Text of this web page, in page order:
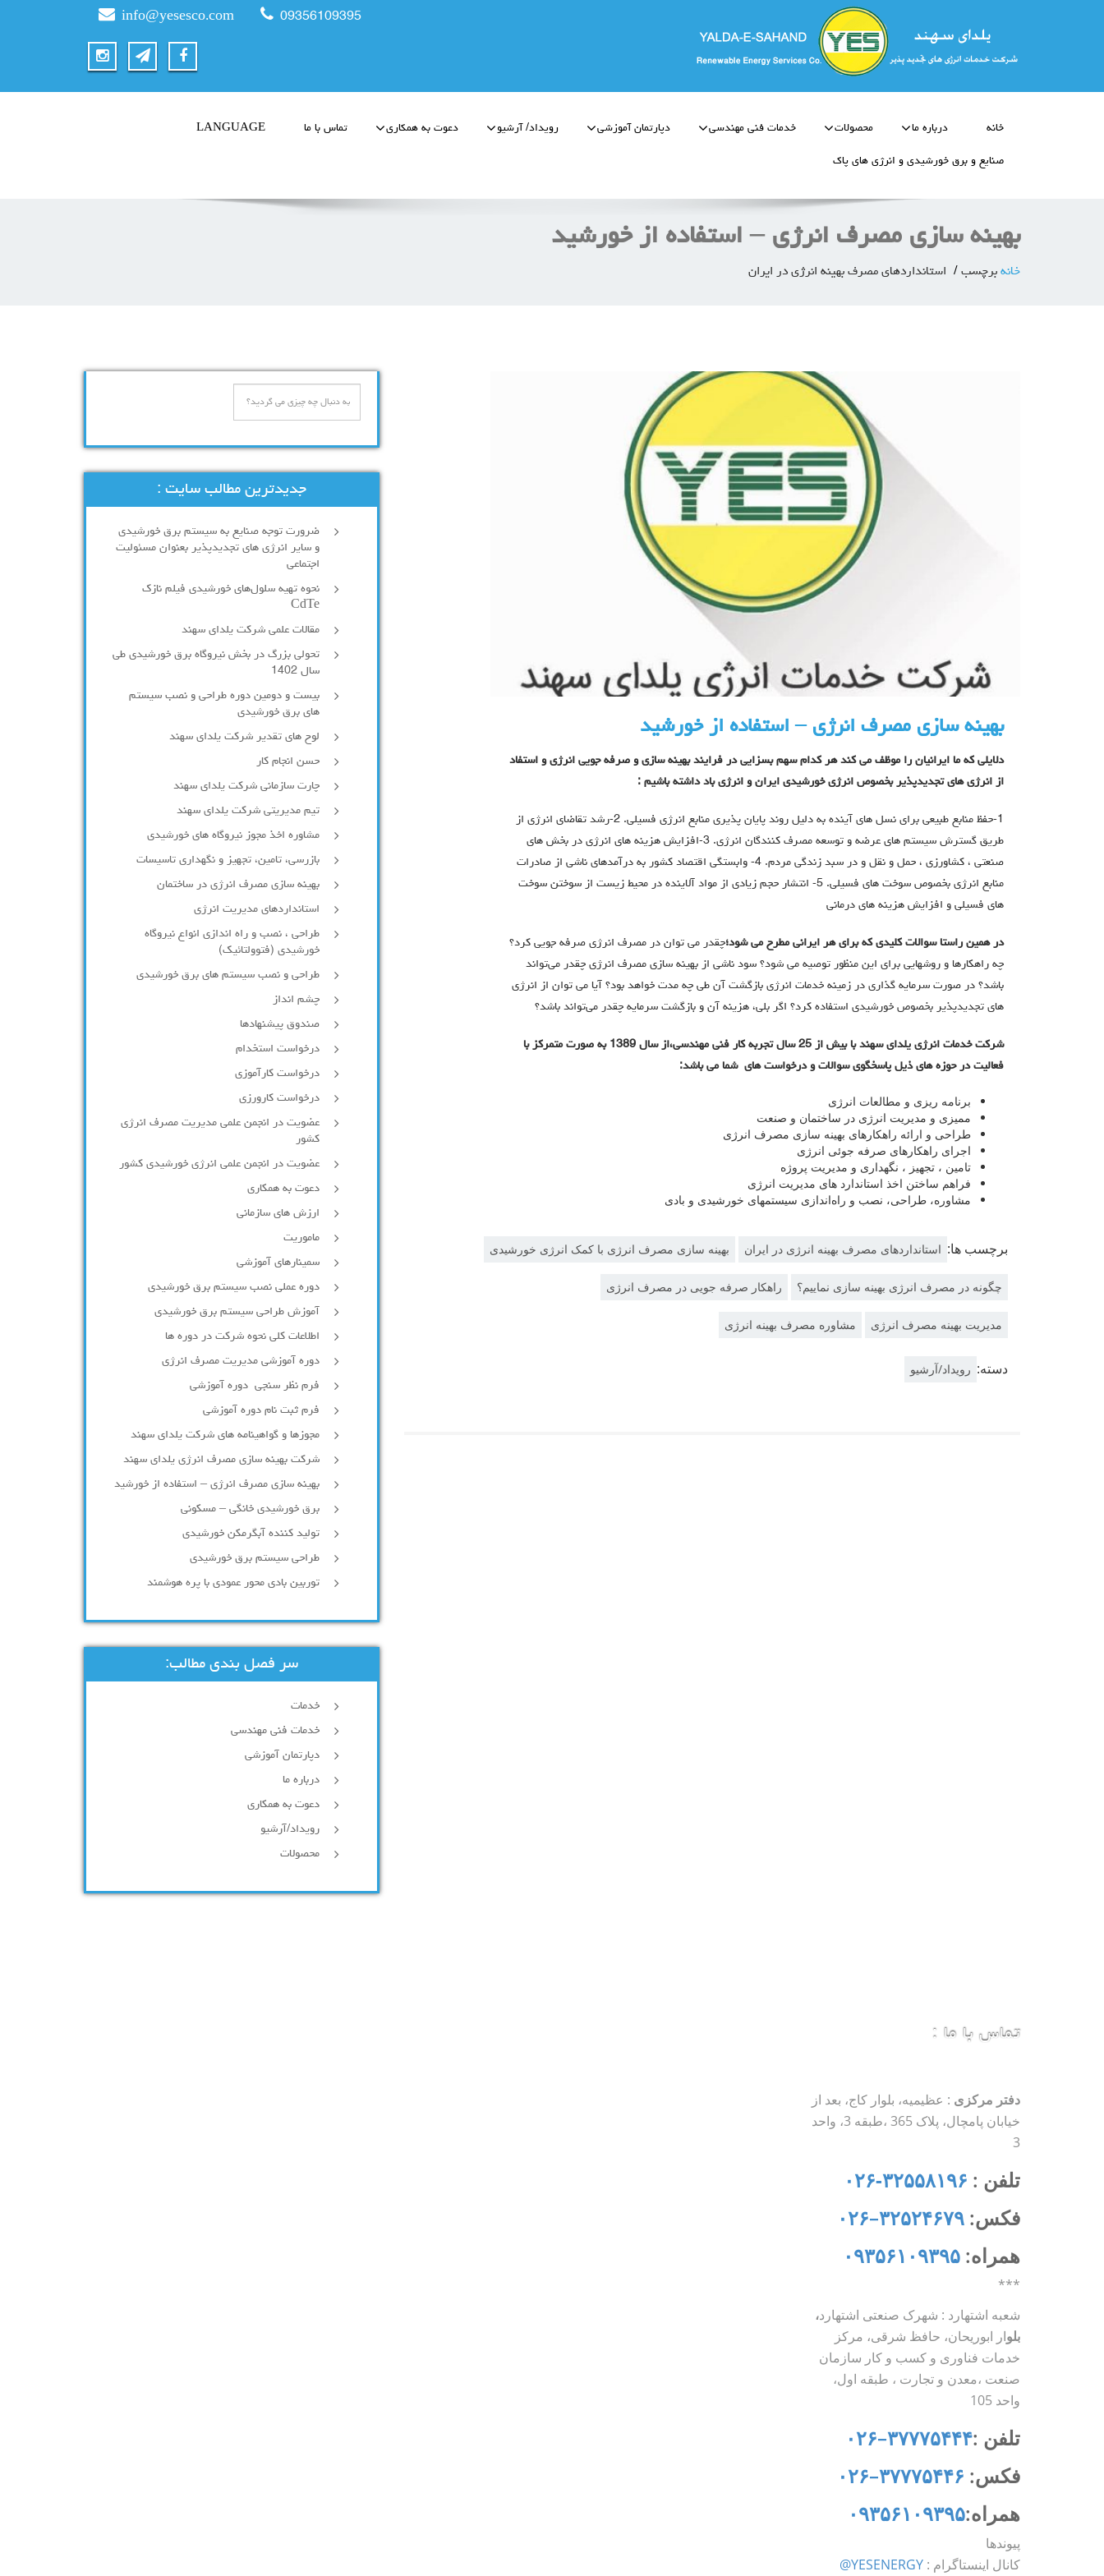
info@yesesco.com 09356109395
خانه درباره ما محصولات خدمات فنی مهندسی دپارتمان آموزشی رویداد/ آرشیو دعوت به همکاری تماس با ما LANGUAGE
صنایع و برق خورشیدی و انرژی های پاک
بهینه سازی مصرف انرژی – استفاده از خورشید
خانه برچسب استانداردهای مصرف بهینه انرژی در ایران
بهینه سازی مصرف انرژی – استفاده از خورشید
دلایلی که ما ایرانیان را موظف می کند هر کدام سهم بسزایی در فرایند بهینه سازی و صرفه جویی انرژی و استفاد
از انرژی های تجدیدپذیر بخصوص انرژی خورشیدی ایران و انرژی باد داشته باشیم :
1-حفظ منابع طبیعی برای نسل های آینده به دلیل روند پايان پذيري منابع انرژي فسيلي. 2-رشد تقاضاي انرژي از
طريق گسترش سيستم هاي عرضه و توسعه مصرف کنندگان انرژی. 3-افزایش هزینه های انرژی در بخش های
صنعتی ، کشاورزی ، حمل و نقل و در سبد زندگی مردم. 4- وابستگي اقتصاد کشور به درآمدهاي ناشي از صادرات
منابع انرژي بخصوص سوخت های فسیلی. 5- انتشار حجم زيادي از مواد آلاينده در محيط زيست از سوختن سوخت
های فسیلی و افزایش هزینه های درمانی
در همین راستا سوالات کلیدی که برای هر ایرانی مطرح می شود؛چقدر می توان در مصرف انرژی صرفه جویی کرد؟
چه راهکارها و روشهایی برای این منظور توصیه می شود؟ سود ناشی از بهینه سازی مصرف انرژی چقدر می‌تواند
باشد؟ در صورت سرمایه گذاری در زمینه خدمات انرژی بازگشت آن طی چه مدت خواهد بود؟ آیا می توان از انرژی
های تجدیدپذیر بخصوص خورشیدی استفاده کرد؟ اگر بلی، هزینه آن و بازگشت سرمایه چقدر می‌تواند باشد؟
شرکت خدمات انرژی یلدای سهند با بیش از 25 سال تجربه کار فنی مهندسی،از سال 1389 به صورت متمرکز با
فعالیت در حوزه های ذیل پاسخگوی سوالات و درخواست های شما می باشد:
برنامه ریزی و مطالعات انرژی
ممیزی و مدیریت انرژی در ساختمان و صنعت
طراحی و ارائه راهکارهای بهینه سازی مصرف انرژی
اجرای راهکارهای صرفه جوئی انرژی
تامین ، تجهیز ، نگهداری و مدیریت پروژه
فراهم ساختن اخذ استاندارد های مدیریت انرژی
مشاوره، طراحی، نصب و راه‌اندازی سیستمهای خورشیدی و بادی
برچسب ها: استانداردهای مصرف بهینه انرژی در ایران بهینه سازی مصرف انرژی با کمک انرژی خورشیدی
چگونه در مصرف انرژی بهینه سازی نماییم؟ راهکار صرفه جویی در مصرف انرژی
مدیریت بهینه مصرف انرژی مشاوره مصرف بهینه انرژی
دسته: رویداد/آرشیو
جدیدترین مطالب سایت :
ضرورت توجه صنایع به سیستم‌ برق خورشیدی
و سایر انرژی های تجدیدپذیر بعنوان مسئولیت
اجتماعی
نحوه تهیه سلول‌های خورشیدی فیلم نازک
CdTe
مقالات علمی شرکت یلدای سهند
تحولی بزرگ در بخش نیروگاه‌ برق خورشیدی طی
سال 1402
بیست و دومین دوره طراحی و نصب سیستم
های برق خورشیدی
لوح های تقدیر شرکت یلدای سهند
حسن انجام کار
چارت سازمانی شرکت یلدای سهند
تیم مدیریتی شرکت یلدای سهند
مشاوره اخذ مجوز نیروگاه های خورشیدی
بازرسی، تامین، تجهیز و نگهداری تاسیسات
بهینه سازی مصرف انرژی در ساختمان
استانداردهای مدیریت انرژی
طراحی ، نصب و راه اندازی انواع نیروگاه
خورشیدی (فتوولتائیک)
طراحی و نصب سیستم های برق خورشیدی
چشم انداز
صندوق پیشنهادها
درخواست استخدام
درخواست کارآموزی
درخواست کارورزی
عضویت در انجمن علمی مدیریت مصرف انرژی
کشور
عضویت در انجمن علمی انرژی خورشیدی کشور
دعوت به همکاری
ارزش های سازمانی
ماموریت
سمینارهای آموزشی
دوره عملی نصب سیستم برق خورشیدی
آموزش طراحی سیستم برق خورشیدی
اطلاعات کلی نحوه شرکت در دوره ها
دوره آموزشی مدیریت مصرف انرژی
فرم نظر سنجی دوره آموزشی
فرم ثبت نام دوره آموزشی
مجوزها و گواهینامه های شرکت یلدای سهند
شرکت بهینه سازی مصرف انرژی یلدای سهند
بهینه سازی مصرف انرژی – استفاده از خورشید
برق خورشیدی خانگی – مسکونی
تولید کننده آبگرمکن خورشیدی
طراحی سیستم برق خورشیدی
توربین بادی محور عمودی با پره هوشمند
سر فصل بندی مطالب:
خدمات
خدمات فنی مهندسی
دپارتمان آموزشی
درباره ما
دعوت به همکاری
رویداد/آرشیو
محصولات
تماس با ما :
دفتر مرکزی : عظیمیه، بلوار کاج، بعد از
خیابان پامچال، پلاک 365 ،طبقه 3، واحد
3
تلفن : ۳۲۵۵۸۱۹۶-۰۲۶
فکس: ۳۲۵۲۴۶۷۹–۰۲۶
همراه: ۰۹۳۵۶۱۰۹۳۹۵
***
شعبه اشتهارد : شهرک صنعتی اشتهارد،
بلوار ابوریحان، حافظ شرقی، مرکز
خدمات فناوری و کسب و کار سازمان
صنعت ،معدن و تجارت ، طبقه اول،
واحد 105
تلفن :۳۷۷۷۵۴۴۴–۰۲۶
فکس: ۳۷۷۷۵۴۴۶–۰۲۶
همراه:۰۹۳۵۶۱۰۹۳۹۵
پیوندها
کانال اینستاگرام : YESENERGY@